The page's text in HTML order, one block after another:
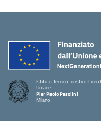
Istituto Tecnico Turistico-
Umane
Pier Paolo Pasolini
Milano